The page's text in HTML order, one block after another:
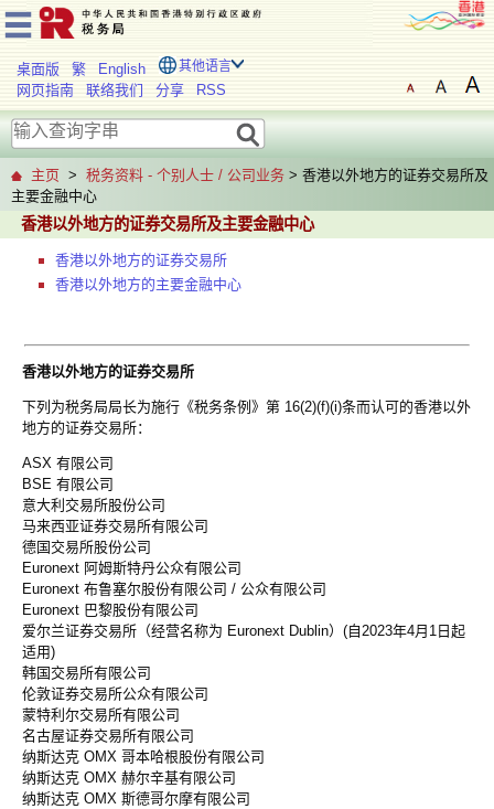
桌面版 繁 English 其他语言
网页指南 联络我们 分享 RSS
主页 > 税务资料 - 个别人士 / 公司业务 > 香港以外地方的证券交易所及
主要金融中心
香港以外地方的证券交易所及主要金融中心
香港以外地方的证券交易所
香港以外地方的主要金融中心
香港以外地方的证券交易所
下列为税务局局长为施行《税务条例》第 16(2)(f)(i)条而认可的香港以外
地方的证券交易所：
ASX 有限公司
BSE 有限公司
意大利交易所股份公司
马来西亚证券交易所有限公司
德国交易所股份公司
Euronext 阿姆斯特丹公众有限公司
Euronext 布鲁塞尔股份有限公司 / 公众有限公司
Euronext 巴黎股份有限公司
爱尔兰证券交易所（经营名称为 Euronext Dublin）(自2023年4月1日起
适用)
韩国交易所有限公司
伦敦证券交易所公众有限公司
蒙特利尔交易所有限公司
名古屋证券交易所有限公司
纳斯达克 OMX 哥本哈根股份有限公司
纳斯达克 OMX 赫尔辛基有限公司
纳斯达克 OMX 斯德哥尔摩有限公司